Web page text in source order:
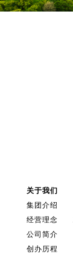
关于我们
集团介绍
经营理念
公司简介
创办历程